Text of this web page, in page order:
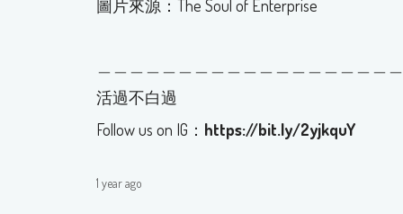
圖片來源：The Soul of Enterprise
活過不白過
Follow us on IG： https://bit.ly/2yjkquY
1 year ago